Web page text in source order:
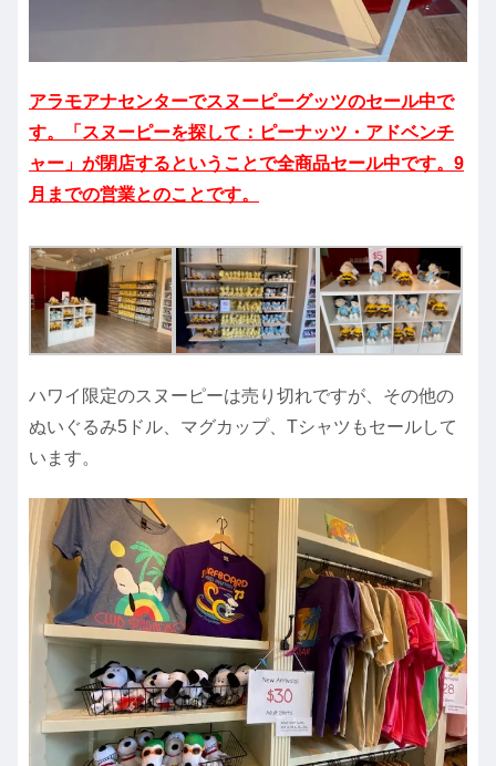
アラモアナセンターでスヌーピーグッツのセール中で
す。「スヌーピーを探して：ピーナッツ・アドベンチ
ャー」が閉店するということで全商品セール中です。9
月までの営業とのことです。
ハワイ限定のスヌーピーは売り切れですが、その他の
ぬいぐるみ5ドル、マグカップ、Tシャツもセールして
います。